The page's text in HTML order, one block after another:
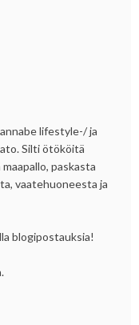
lifestyle-/ ja
Silti ötököitä
paskasta
vaatehuoneesta ja
blogipostauksia!